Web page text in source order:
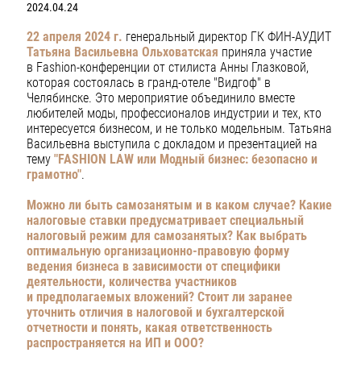
2024.04.24
22 апреля 2024 г. генеральный директор ГК ФИН-АУДИТ
Татьяна Васильевна Ольховатская приняла участие
в Fashion-конференции от стилиста Анны Глазковой,
которая состоялась в гранд-отеле "Видгоф" в
Челябинске. Это мероприятие объединило вместе
любителей моды, профессионалов индустрии и тех, кто
интересуется бизнесом, и не только модельным. Татьяна
Васильевна выступила с докладом и презентацией на
тему "FASHION LAW или Модный бизнес: безопасно и
грамотно".
Можно ли быть самозанятым и в каком случае? Какие
налоговые ставки предусматривает специальный
налоговый режим для самозанятых? Как выбрать
оптимальную организационно-правовую форму
ведения бизнеса в зависимости от специфики
деятельности, количества участников
и предполагаемых вложений? Стоит ли заранее
уточнить отличия в налоговой и бухгалтерской
отчетности и понять, какая ответственность
распространяется на ИП и ООО?